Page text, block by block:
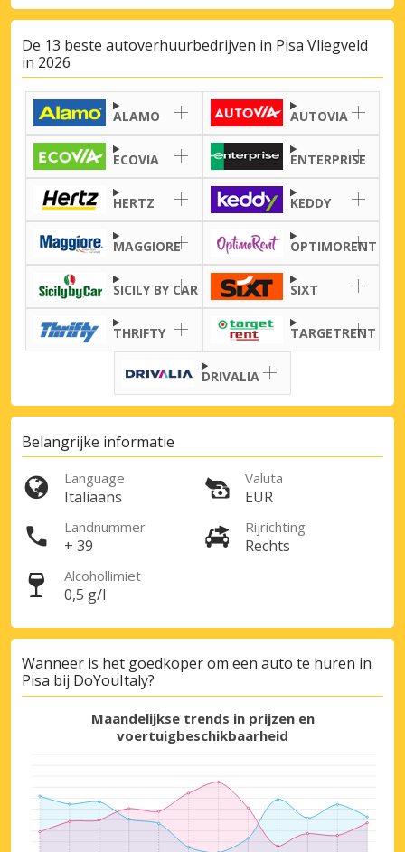
Topbesparingen
Krijg toegang tot exclusieve
partneraanbiedingen
Inloggen met eLink
De 13 beste autoverhuurbedrijven in Pisa Vliegveld
in 2026
ALAMO AUTOVIA
ECOVIA ENTERPRISE
HERTZ KEDDY
MAGGIORE OPTIMORENT
SICILY BY CAR SIXT
THRIFTY TARGETRENT
DRIVALIA
Belangrijke informatie
Language
Italiaans
Valuta
EUR
Landnummer
+ 39
Rijrichting
Rechts
Alcohollimiet
0,5 g/l
Wanneer is het goedkoper om een auto te huren in
Pisa bij DoYouItaly?
Maandelijkse trends in prijzen en
voertuigbeschikbaarheid